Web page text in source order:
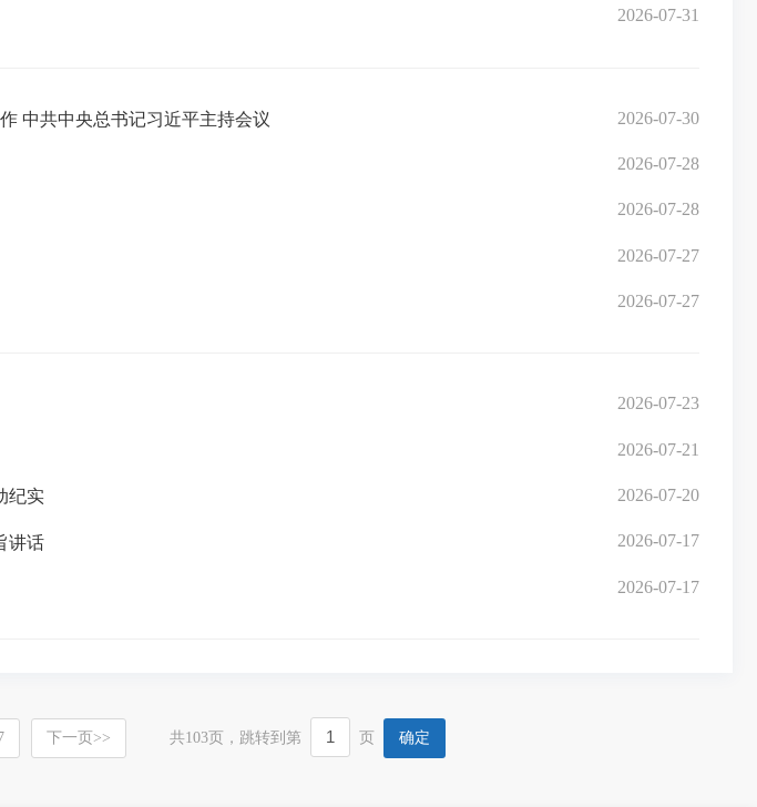
2026-07-31
中共中央总书记习近平主持会议 2026-07-30
2026-07-28
2026-07-28
2026-07-27
2026-07-27
2026-07-23
2026-07-21
纪实 2026-07-20
讲话 2026-07-17
2026-07-17
下一页 >> 共103页，跳转到第 页 确定